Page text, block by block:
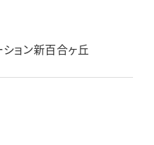
ョン新百合ヶ丘